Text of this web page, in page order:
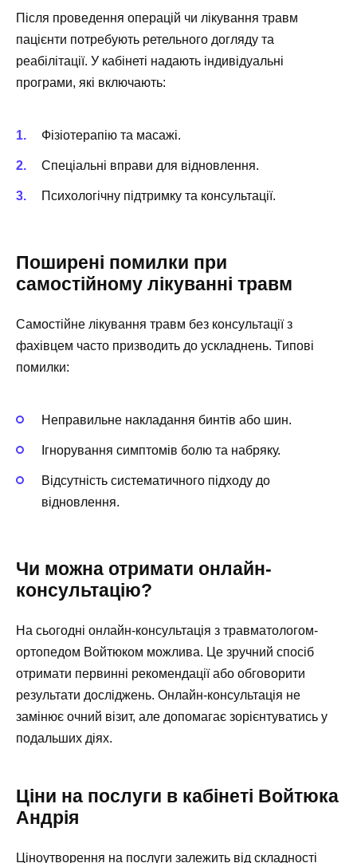
Після проведення операцій чи лікування травм
пацієнти потребують ретельного догляду та
реабілітації. У кабінеті надають індивідуальні
програми, які включають:
Фізіотерапію та масажі.
Спеціальні вправи для відновлення.
Психологічну підтримку та консультації.
Поширені помилки при
самостійному лікуванні травм
Самостійне лікування травм без консультації з
фахівцем часто призводить до ускладнень. Типові
помилки:
Неправильне накладання бинтів або шин.
Ігнорування симптомів болю та набряку.
Відсутність систематичного підходу до
відновлення.
Чи можна отримати онлайн-
консультацію?
На сьогодні онлайн-консультація з травматологом-
ортопедом Войтюком можлива. Це зручний спосіб
отримати первинні рекомендації або обговорити
результати досліджень. Онлайн-консультація не
замінює очний візит, але допомагає зорієнтуватись у
подальших діях.
Ціни на послуги в кабінеті Войтюка
Андрія
Ціноутворення на послуги залежить від складності